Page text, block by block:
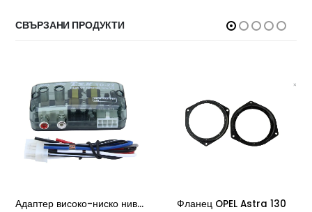
СВЪРЗАНИ ПРОДУКТИ
Адаптер високо-ниско ниво TSK Фланец OPEL Astra 130